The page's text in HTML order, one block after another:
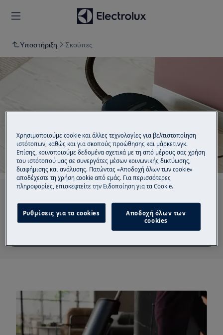
Υποστήριξη Σκούπες
Υποστήριξη για Σκούπες
μας
Χρησιμοποιούμε cookie και άλλες τεχνολογίες για βελτιστοποίηση
ιστότοπων, καθώς και για σκοπούς προώθησης και μάρκετινγκ.
Επίσης, κοινοποιούμε δεδομένα σχετικά με τη από μέρους σας χρήση
του ιστότοπού μας σε συνεργάτες μέσων κοινωνικής δικτύωσης,
διαφήμισης και ανάλυσης. Πατώντας «Αποδοχή όλων των cookie»
αποδέχεστε τη χρήση cookie από εμάς. Για περισσότερες
πληροφορίες, επισκεφτείτε την Ειδοποίηση για τα Cookie.
Ρυθμίσεις για τα cookies
Αποδοχή όλων των
cookies